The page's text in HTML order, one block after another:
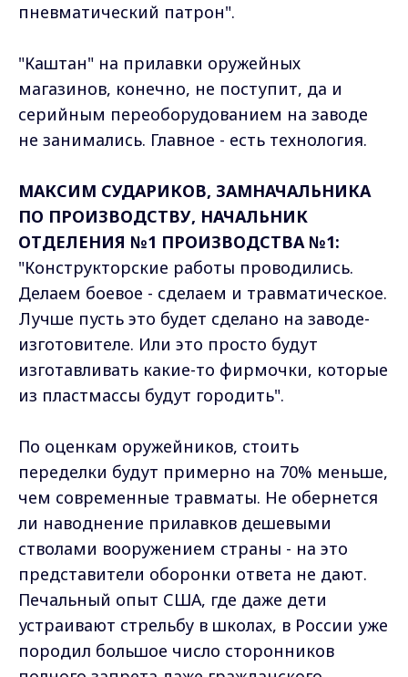
пневматический патрон".
"Каштан" на прилавки оружейных
магазинов, конечно, не поступит, да и
серийным переоборудованием на заводе
не занимались. Главное - есть технология.
МАКСИМ СУДАРИКОВ, ЗАМНАЧАЛЬНИКА
ПО ПРОИЗВОДСТВУ, НАЧАЛЬНИК
ОТДЕЛЕНИЯ №1 ПРОИЗВОДСТВА №1:
"Конструкторские работы проводились.
Делаем боевое - сделаем и травматическое.
Лучше пусть это будет сделано на заводе-
изготовителе. Или это просто будут
изготавливать какие-то фирмочки, которые
из пластмассы будут городить".
По оценкам оружейников, стоить
переделки будут примерно на 70% меньше,
чем современные травматы. Не обернется
ли наводнение прилавков дешевыми
стволами вооружением страны - на это
представители оборонки ответа не дают.
Печальный опыт США, где даже дети
устраивают стрельбу в школах, в России уже
породил большое число сторонников